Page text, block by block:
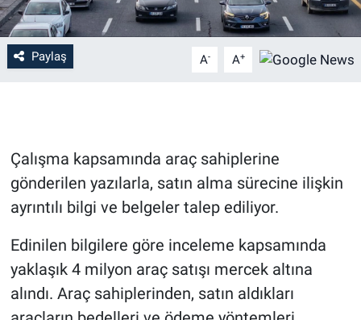
Paylaş A- A+
Çalışma kapsamında araç sahiplerine
gönderilen yazılarla, satın alma sürecine ilişkin
ayrıntılı bilgi ve belgeler talep ediliyor.
Edinilen bilgilere göre inceleme kapsamında
yaklaşık 4 milyon araç satışı mercek altına
alındı. Araç sahiplerinden, satın aldıkları